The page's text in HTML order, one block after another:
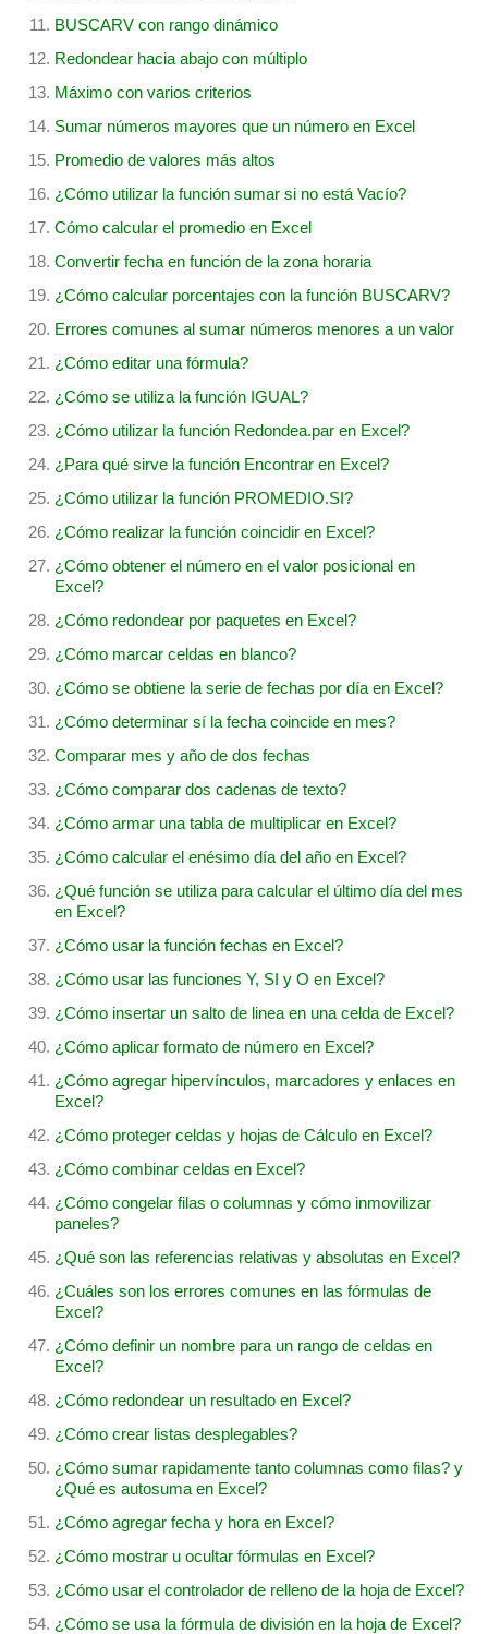
BUSCARV con rango dinámico
Redondear hacia abajo con múltiplo
Máximo con varios criterios
Sumar números mayores que un número en Excel
Promedio de valores más altos
¿Cómo utilizar la función sumar si no está Vacío?
Cómo calcular el promedio en Excel
Convertir fecha en función de la zona horaria
¿Cómo calcular porcentajes con la función BUSCARV?
Errores comunes al sumar números menores a un valor
¿Cómo editar una fórmula?
¿Cómo se utiliza la función IGUAL?
¿Cómo utilizar la función Redondea.par en Excel?
¿Para qué sirve la función Encontrar en Excel?
¿Cómo utilizar la función PROMEDIO.SI?
¿Cómo realizar la función coincidir en Excel?
¿Cómo obtener el número en el valor posicional en
Excel?
¿Cómo redondear por paquetes en Excel?
¿Cómo marcar celdas en blanco?
¿Cómo se obtiene la serie de fechas por día en Excel?
¿Cómo determinar sí la fecha coincide en mes?
Comparar mes y año de dos fechas
¿Cómo comparar dos cadenas de texto?
¿Cómo armar una tabla de multiplicar en Excel?
¿Cómo calcular el enésimo día del año en Excel?
¿Qué función se utiliza para calcular el último día del mes
en Excel?
¿Cómo usar la función fechas en Excel?
¿Cómo usar las funciones Y, SI y O en Excel?
¿Cómo insertar un salto de linea en una celda de Excel?
¿Cómo aplicar formato de número en Excel?
¿Cómo agregar hipervínculos, marcadores y enlaces en
Excel?
¿Cómo proteger celdas y hojas de Cálculo en Excel?
¿Cómo combinar celdas en Excel?
¿Cómo congelar filas o columnas y cómo inmovilizar
paneles?
¿Qué son las referencias relativas y absolutas en Excel?
¿Cuáles son los errores comunes en las fórmulas de
Excel?
¿Cómo definir un nombre para un rango de celdas en
Excel?
¿Cómo redondear un resultado en Excel?
¿Cómo crear listas desplegables?
¿Cómo sumar rapidamente tanto columnas como filas? y
¿Qué es autosuma en Excel?
¿Cómo agregar fecha y hora en Excel?
¿Cómo mostrar u ocultar fórmulas en Excel?
¿Cómo usar el controlador de relleno de la hoja de Excel?
¿Cómo se usa la fórmula de división en la hoja de Excel?